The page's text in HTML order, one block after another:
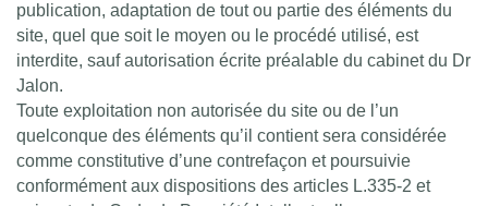
publication, adaptation de tout ou partie des éléments du
site, quel que soit le moyen ou le procédé utilisé, est
interdite, sauf autorisation écrite préalable du cabinet du Dr
Jalon.
Toute exploitation non autorisée du site ou de l’un
quelconque des éléments qu’il contient sera considérée
comme constitutive d’une contrefaçon et poursuivie
conformément aux dispositions des articles L.335-2 et